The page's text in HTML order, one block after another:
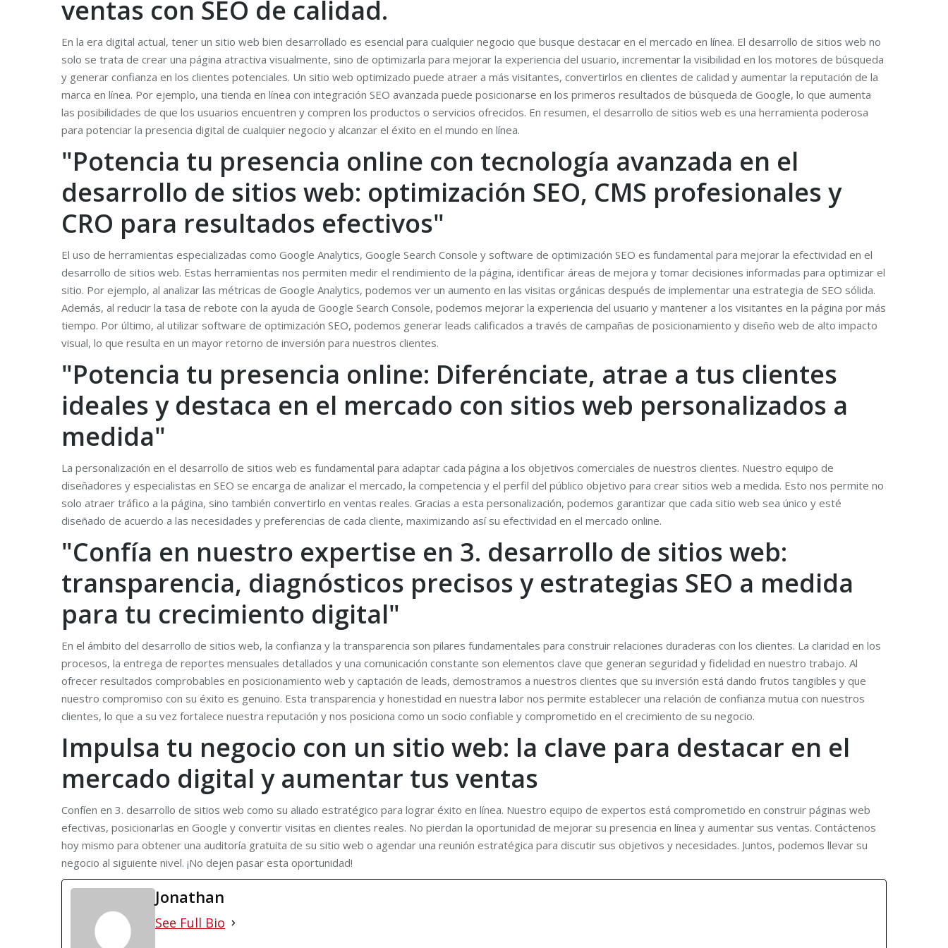
ventas con SEO de calidad.
En la era digital actual, tener un sitio web bien desarrollado es esencial para cualquier negocio que busque destacar en el mercado en línea. El desarrollo de sitios web no
solo se trata de crear una página atractiva visualmente, sino de optimizarla para mejorar la experiencia del usuario, incrementar la visibilidad en los motores de búsqueda
y generar confianza en los clientes potenciales. Un sitio web optimizado puede atraer a más visitantes, convertirlos en clientes de calidad y aumentar la reputación de la
marca en línea. Por ejemplo, una tienda en línea con integración SEO avanzada puede posicionarse en los primeros resultados de búsqueda de Google, lo que aumenta
las posibilidades de que los usuarios encuentren y compren los productos o servicios ofrecidos. En resumen, el desarrollo de sitios web es una herramienta poderosa
para potenciar la presencia digital de cualquier negocio y alcanzar el éxito en el mundo en línea.
"Potencia tu presencia online con tecnología avanzada en el
desarrollo de sitios web: optimización SEO, CMS profesionales y
CRO para resultados efectivos"
El uso de herramientas especializadas como Google Analytics, Google Search Console y software de optimización SEO es fundamental para mejorar la efectividad en el
desarrollo de sitios web. Estas herramientas nos permiten medir el rendimiento de la página, identificar áreas de mejora y tomar decisiones informadas para optimizar el
sitio. Por ejemplo, al analizar las métricas de Google Analytics, podemos ver un aumento en las visitas orgánicas después de implementar una estrategia de SEO sólida.
Además, al reducir la tasa de rebote con la ayuda de Google Search Console, podemos mejorar la experiencia del usuario y mantener a los visitantes en la página por más
tiempo. Por último, al utilizar software de optimización SEO, podemos generar leads calificados a través de campañas de posicionamiento y diseño web de alto impacto
visual, lo que resulta en un mayor retorno de inversión para nuestros clientes.
"Potencia tu presencia online: Diferénciate, atrae a tus clientes
ideales y destaca en el mercado con sitios web personalizados a
medida"
La personalización en el desarrollo de sitios web es fundamental para adaptar cada página a los objetivos comerciales de nuestros clientes. Nuestro equipo de
diseñadores y especialistas en SEO se encarga de analizar el mercado, la competencia y el perfil del público objetivo para crear sitios web a medida. Esto nos permite no
solo atraer tráfico a la página, sino también convertirlo en ventas reales. Gracias a esta personalización, podemos garantizar que cada sitio web sea único y esté
diseñado de acuerdo a las necesidades y preferencias de cada cliente, maximizando así su efectividad en el mercado online.
"Confía en nuestro expertise en 3. desarrollo de sitios web:
transparencia, diagnósticos precisos y estrategias SEO a medida
para tu crecimiento digital"
En el ámbito del desarrollo de sitios web, la confianza y la transparencia son pilares fundamentales para construir relaciones duraderas con los clientes. La claridad en los
procesos, la entrega de reportes mensuales detallados y una comunicación constante son elementos clave que generan seguridad y fidelidad en nuestro trabajo. Al
ofrecer resultados comprobables en posicionamiento web y captación de leads, demostramos a nuestros clientes que su inversión está dando frutos tangibles y que
nuestro compromiso con su éxito es genuino. Esta transparencia y honestidad en nuestra labor nos permite establecer una relación de confianza mutua con nuestros
clientes, lo que a su vez fortalece nuestra reputación y nos posiciona como un socio confiable y comprometido en el crecimiento de su negocio.
Impulsa tu negocio con un sitio web: la clave para destacar en el
mercado digital y aumentar tus ventas
Confíen en 3. desarrollo de sitios web como su aliado estratégico para lograr éxito en línea. Nuestro equipo de expertos está comprometido en construir páginas web
efectivas, posicionarlas en Google y convertir visitas en clientes reales. No pierdan la oportunidad de mejorar su presencia en línea y aumentar sus ventas. Contáctenos
hoy mismo para obtener una auditoría gratuita de su sitio web o agendar una reunión estratégica para discutir sus objetivos y necesidades. Juntos, podemos llevar su
negocio al siguiente nivel. ¡No dejen pasar esta oportunidad!
Jonathan
See Full Bio